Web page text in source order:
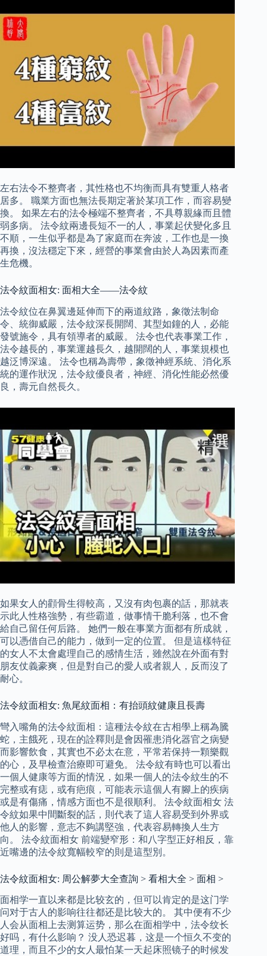
左右法令不整齊者，其性格也不均衡而具有雙重人格者
居多。 職業方面也無法長期定著於某項工作，而容易變
換。 如果左右的法令極端不整齊者，不具尊親緣而且體
弱多病。 法令紋兩邊長短不一的人，事業起伏變化多且
不順，一生似乎都是為了家庭而在奔波，工作也是一換
再換，沒法穩定下來，經營的事業會由於人為因素而產
生危機。
法令紋面相女: 面相大全——法令紋
法令紋位在鼻翼邊延伸而下的兩道紋路，象徵法制命
令、統御威嚴，法令紋深長開闊、其型如鐘的人，必能
發號施令，具有領導者的威嚴。 法令也代表事業工作，
法令越長的，事業運越長久，越開闊的人，事業規模也
越泛博深遠。 法令也稱為壽帶，象徵神經系統、消化系
統的運作狀況，法令紋優良者，神經、消化性能必然優
良，壽元自然長久。
如果女人的顴骨生得較高，又沒有肉包裹的話，那就表
示此人性格強勢，有些霸道，做事情干脆利落，也不會
給自己留任何后路。 她們一般在事業方面都有所成就，
可以憑借自己的能力，做到一定的位置。 但是這樣特征
的女人不太會處理自己的感情生活，雖然說在外面有對
朋友仗義豪爽，但是對自己的愛人或者親人，反而沒了
耐心。
法令紋面相女: 魚尾紋面相：有抬頭紋健康且長壽
彎入嘴角的法令紋面相：這種法令紋在古相學上稱為騰
蛇，主餓死，現在的詮釋則是會因罹患消化器官之病變
而影響飲食，其實也不必太在意，平常若保持一顆樂觀
的心，及早檢查治療即可避免。 法令紋有時也可以看出
一個人健康等方面的情況，如果一個人的法令紋生的不
完整或有痣，或有疤痕，可能表示這個人有腳上的疾病
或是有傷痛，情感方面也不是很順利。 法令紋面相女 法
令紋如果中間斷裂的話，則代表了這人容易受到外界或
他人的影響，意志不夠講堅強，代表容易轉換人生方
向。 法令紋面相女 前端變窄形：和八字型正好相反，靠
近嘴邊的法令紋寬幅較窄的則是這型別。
法令紋面相女: 周公解夢大全查詢 > 看相大全 > 面相 >
面相学一直以来都是比较玄的，但可以肯定的是这门学
问对于古人的影响往往都还是比较大的。 其中便有不少
人会从面相上去测算运势，那么在面相学中，法令纹长
好吗，有什么影响？ 没人恐迟暮，这是一个恒久不变的
道理，而且不少的女人最怕某一天起床照镜子的时候发